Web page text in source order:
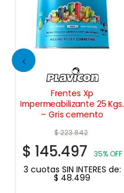
Frentes Xp
Impermeabilizante 25 Kgs.
– Gris cemento
$223.842
$ 145.497 35% OFF
3 cuotas SIN INTERES de:
$ 48.499